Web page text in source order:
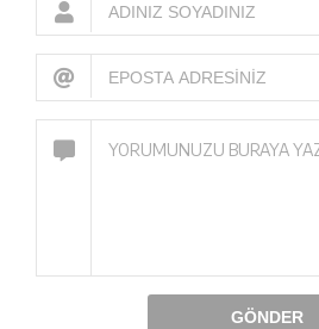
GÖNDER